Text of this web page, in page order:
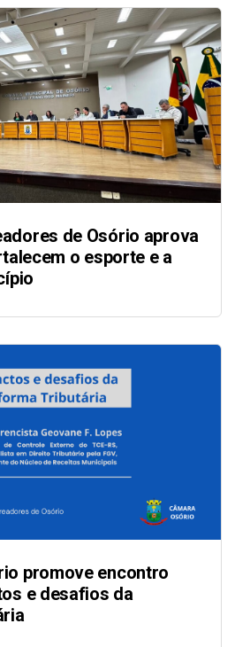
de Osório aprova
o esporte e a
promove encontro
e desafios da